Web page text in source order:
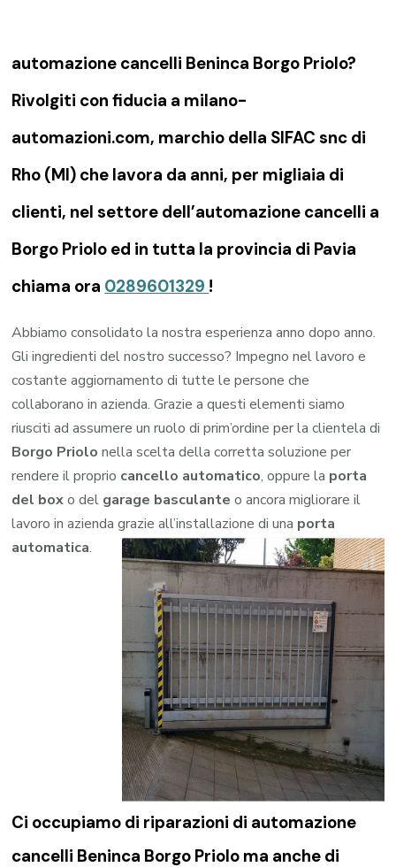
automazione cancelli Beninca Borgo Priolo?
Rivolgiti con fiducia a milano-
automazioni.com, marchio della SIFAC snc di
Rho (MI) che lavora da anni, per migliaia di
clienti, nel settore dell’automazione cancelli a
Borgo Priolo ed in tutta la provincia di Pavia
chiama ora 0289601329 !
Abbiamo consolidato la nostra esperienza anno dopo anno.
Gli ingredienti del nostro successo? Impegno nel lavoro e
costante aggiornamento di tutte le persone che
collaborano in azienda. Grazie a questi elementi siamo
riusciti ad assumere un ruolo di prim’ordine per la clientela di
Borgo Priolo nella scelta della corretta soluzione per
rendere il proprio cancello automatico, oppure la porta
del boxo del garage basculante o ancora migliorare il
lavoro in azienda grazie all’installazione di una porta
automatica.
Ci occupiamo di riparazioni di automazione
cancelli Beninca Borgo Priolo ma anche di